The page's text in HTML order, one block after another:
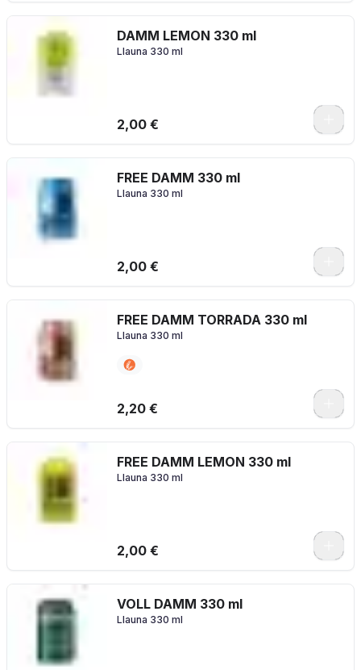
DAMM LEMON 330 ml
Llauna 330 ml
2,00 €
FREE DAMM 330 ml
Llauna 330 ml
2,00 €
FREE DAMM TORRADA 330 ml
Llauna 330 ml
2,20 €
FREE DAMM LEMON 330 ml
Llauna 330 ml
2,00 €
VOLL DAMM 330 ml
Llauna 330 ml